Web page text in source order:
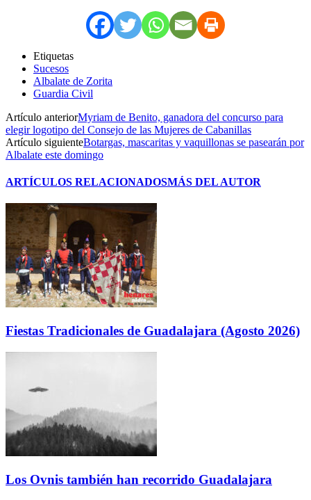
Etiquetas
Sucesos
Albalate de Zorita
Guardia Civil
Artículo anteriorMyriam de Benito, ganadora del concurso para
elegir logotipo del Consejo de las Mujeres de Cabanillas
Artículo siguienteBotargas, mascaritas y vaquillonas se pasearán por
Albalate este domingo
ARTÍCULOS RELACIONADOSMÁS DEL AUTOR
Fiestas Tradicionales de Guadalajara (Agosto 2026)
Los Ovnis también han recorrido Guadalajara